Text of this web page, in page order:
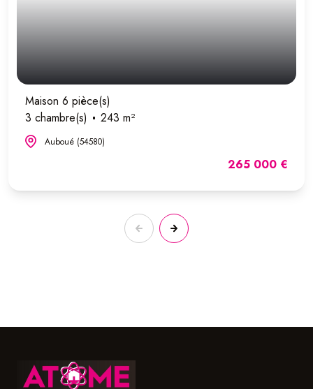
Maison 6 pièce(s)
3 chambre(s)
243 m²
Auboué (54580)
265 000 €